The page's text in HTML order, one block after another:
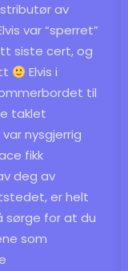
av
var “sperret”
siste cert, og
Elvis i
til
taklet
nysgjerrig
fikk
deg av
er helt
sørge for at du
som